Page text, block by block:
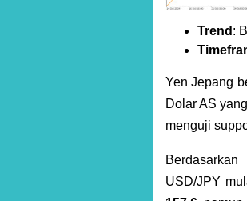
Trend :
Yen Jepang
Dolar AS
menguji
USD/JPY